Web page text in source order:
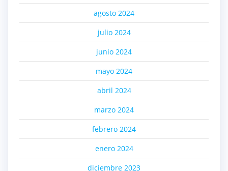
agosto 2024
julio 2024
junio 2024
mayo 2024
abril 2024
marzo 2024
febrero 2024
enero 2024
diciembre 2023